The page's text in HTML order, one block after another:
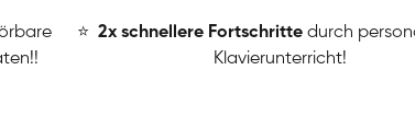
⭐ ️2x schnellere Fortschritte durch
Klavierunterricht!